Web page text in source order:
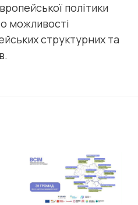
політики
можливості
структурних та